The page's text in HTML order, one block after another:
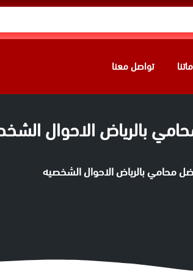
تواصل معنا
بالرياض الاحوال
محامي بالرياض الاحوال الشخصيه